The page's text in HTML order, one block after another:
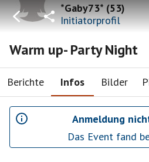
*Gaby73*(53)
Initiatorprofil
Warm up- Party Night
Berichte Infos Bilder
Anmeldung
Das Event fand